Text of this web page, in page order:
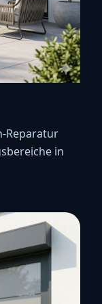
Reparatur
in